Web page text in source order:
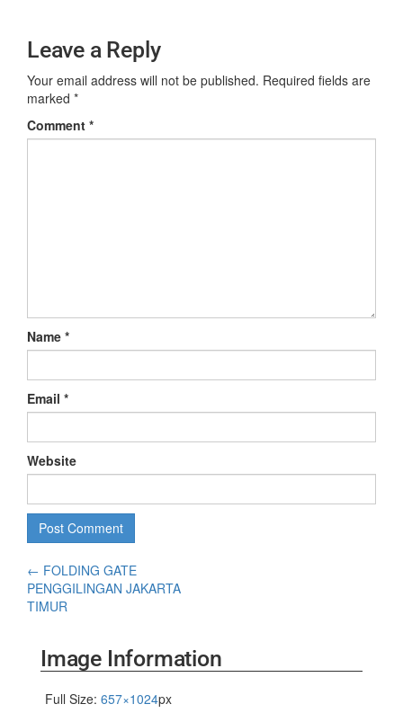
Leave a Reply
Your email address will not be published. Required fields are
marked *
Comment *
Name *
Email *
Website
← FOLDING GATE
PENGGILINGAN JAKARTA
TIMUR
Image Information
Full Size: 657×1024px